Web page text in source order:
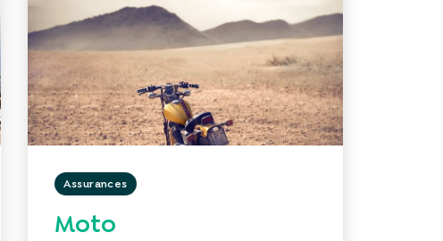
Assurances
Moto